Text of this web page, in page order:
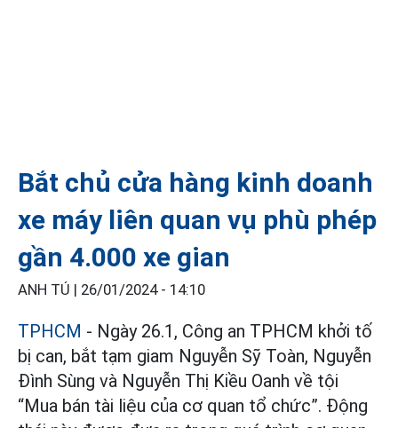
Bắt chủ cửa hàng kinh doanh
xe máy liên quan vụ phù phép
gần 4.000 xe gian
ANH TÚ | 26/01/2024 - 14:10
TPHCM - Ngày 26.1, Công an TPHCM khởi tố
bị can, bắt tạm giam Nguyễn Sỹ Toàn, Nguyễn
Đình Sùng và Nguyễn Thị Kiều Oanh về tội
“Mua bán tài liệu của cơ quan tổ chức”. Động